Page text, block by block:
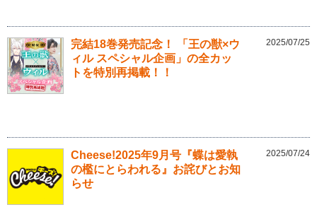
完結18巻発売記念！ 「王の獣×ウ
ィル スペシャル企画」の全カッ
トを特別再掲載！！
2025/07/25
Cheese!2025年9月号『蝶は愛執
の檻にとらわれる』お詫びとお知
らせ
2025/07/24